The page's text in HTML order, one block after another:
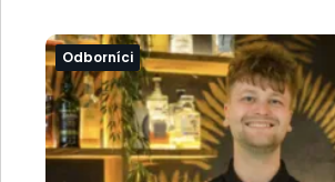
Odborníci